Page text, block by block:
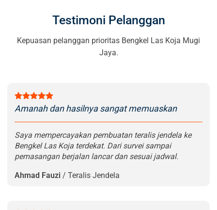
Testimoni Pelanggan
Kepuasan pelanggan prioritas Bengkel Las Koja Mugi
Jaya.
Amanah dan hasilnya sangat memuaskan
Saya mempercayakan pembuatan teralis jendela ke
Bengkel Las Koja terdekat. Dari survei sampai
pemasangan berjalan lancar dan sesuai jadwal.
Ahmad Fauzi / Teralis Jendela